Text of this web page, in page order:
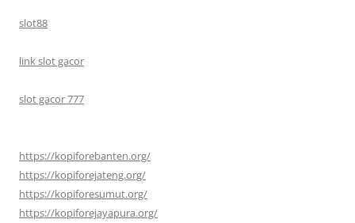
slot88
link slot gacor
slot gacor 777
https://kopiforebanten.org/
https://kopiforejateng.org/
https://kopiforesumut.org/
https://kopiforejayapura.org/